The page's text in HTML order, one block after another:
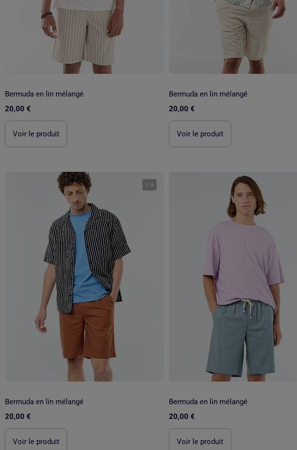
Bermuda en lin mélangé
20,00 €
Voir le produit
Bermuda en lin mélangé
20,00 €
Voir le produit
1 / 6
Bermuda en lin mélangé
20,00 €
Voir le produit
Bermuda en lin mélangé
20,00 €
Voir le produit